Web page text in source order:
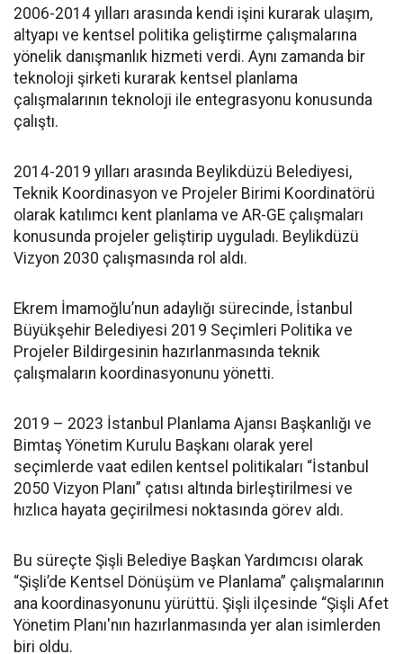
2006-2014 yılları arasında kendi işini kurarak ulaşım,
altyapı ve kentsel politika geliştirme çalışmalarına
yönelik danışmanlık hizmeti verdi. Aynı zamanda bir
teknoloji şirketi kurarak kentsel planlama
çalışmalarının teknoloji ile entegrasyonu konusunda
çalıştı.
2014-2019 yılları arasında Beylikdüzü Belediyesi,
Teknik Koordinasyon ve Projeler Birimi Koordinatörü
olarak katılımcı kent planlama ve AR-GE çalışmaları
konusunda projeler geliştirip uyguladı. Beylikdüzü
Vizyon 2030 çalışmasında rol aldı.
Ekrem İmamoğlu’nun adaylığı sürecinde, İstanbul
Büyükşehir Belediyesi 2019 Seçimleri Politika ve
Projeler Bildirgesinin hazırlanmasında teknik
çalışmaların koordinasyonunu yönetti.
2019 – 2023 İstanbul Planlama Ajansı Başkanlığı ve
Bimtaş Yönetim Kurulu Başkanı olarak yerel
seçimlerde vaat edilen kentsel politikaları “İstanbul
2050 Vizyon Planı” çatısı altında birleştirilmesi ve
hızlıca hayata geçirilmesi noktasında görev aldı.
Bu süreçte Şişli Belediye Başkan Yardımcısı olarak
“Şişli’de Kentsel Dönüşüm ve Planlama” çalışmalarının
ana koordinasyonunu yürüttü. Şişli ilçesinde “Şişli Afet
Yönetim Planı'nın hazırlanmasında yer alan isimlerden
biri oldu.